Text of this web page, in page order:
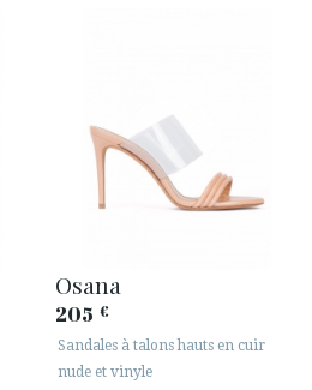
Osana
205 €
Sandales à talons hauts en cuir
nude et vinyle